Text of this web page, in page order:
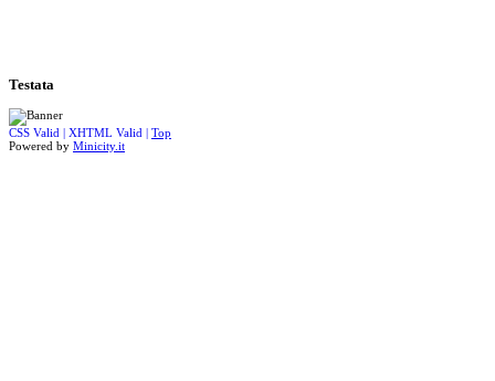
Testata
CSS Valid | XHTML Valid | Top
Powered by Minicity.it